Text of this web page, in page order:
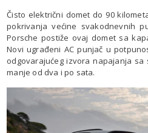
Čisto električni domet do 90
pokrivanja većine svakodnevnih
Porsche postiže ovaj domet sa
Novi ugrađeni AC punjač u
odgovarajućeg izvora napajanja
manje od dva i po sata.